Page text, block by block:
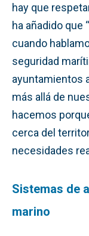
hay que
ha añadido que
cuando
seguridad
ayuntamientos
más allá de
hacemos
cerca del
necesidades
Sistemas de
marino